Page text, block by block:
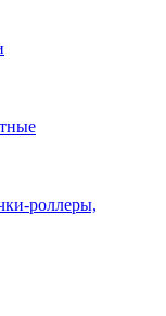
роллеры,